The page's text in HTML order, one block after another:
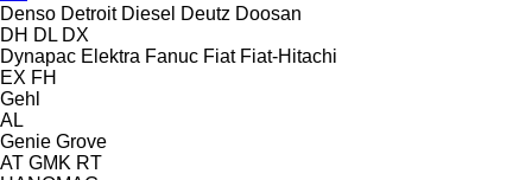
Denso Detroit Diesel Deutz Doosan
DH DL DX
Dynapac Elektra Fanuc Fiat Fiat-Hitachi
EX FH
Gehl
AL
Genie Grove
AT GMK RT